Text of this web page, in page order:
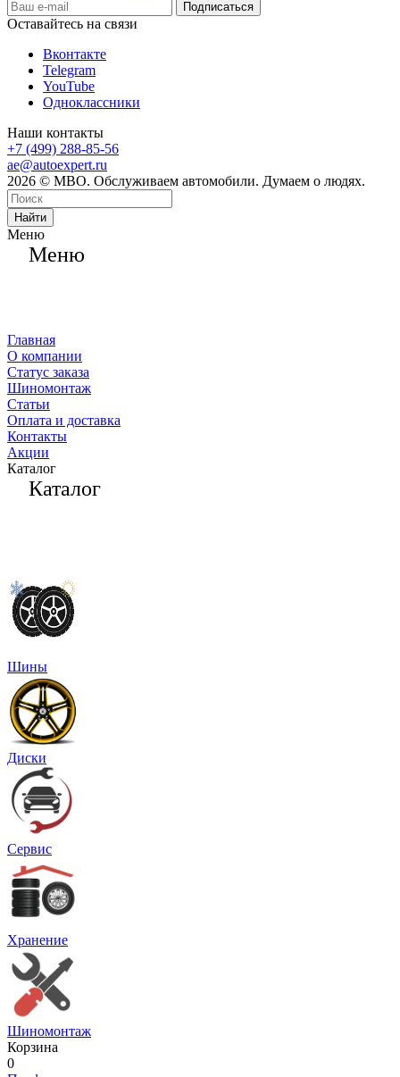
Оставайтесь на связи
Вконтакте
Telegram
YouTube
Одноклассники
Наши контакты
+7 (499) 288-85-56
ae@autoexpert.ru
2026 © МВО. Обслуживаем автомобили. Думаем о людях.
Найти
Меню
Меню
Главная
О компании
Статус заказа
Шиномонтаж
Статьи
Оплата и доставка
Контакты
Акции
Каталог
Каталог
Шины
Диски
Сервис
Хранение
Шиномонтаж
Корзина
0